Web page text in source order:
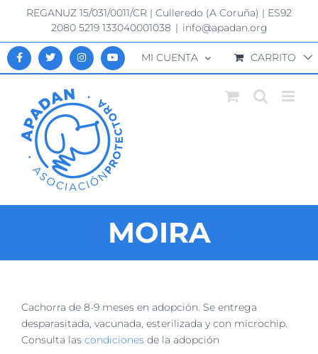
Saltar
contenido
REGANUZ 15/031/0011/CR | Culleredo (A Coruña) | ES92
2080 5219 133040001038 | info@apadan.org
MI CUENTA CARRITO
MOIRA
Ver
imagen
más
Cachorra de 8-9 meses en adopción. Se entrega
desparasitada, vacunada, esterilizada y con microchip.
Consulta las condiciones de la adopción